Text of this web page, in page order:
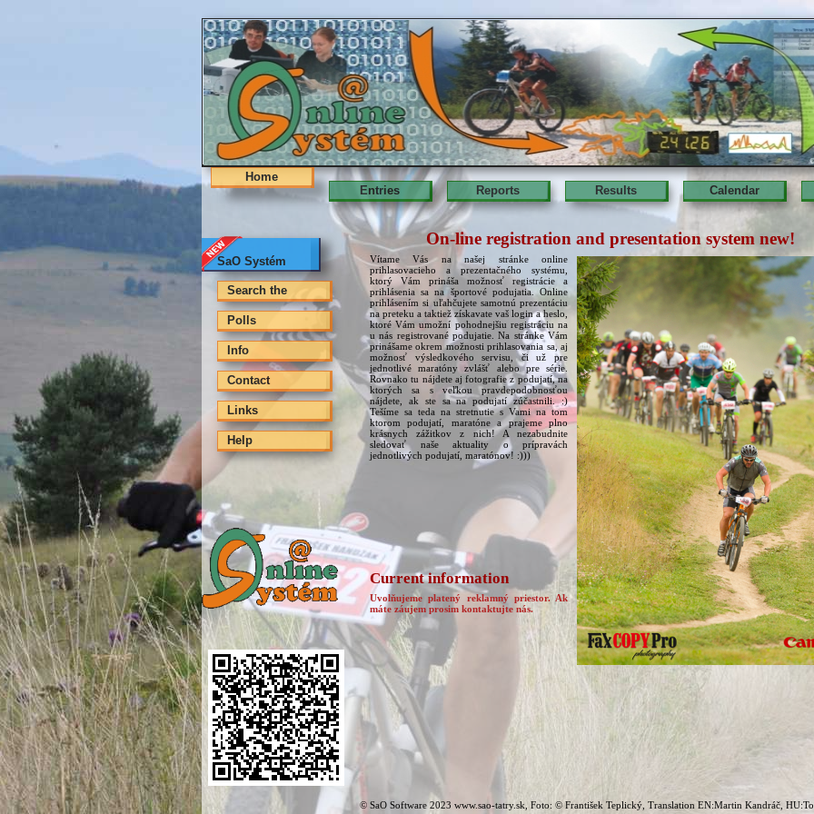
Home
Entries
Reports Results Calendar
SaO Systém
Search the
Polls
Info
Contact
Links
Help
On-line registration and presentation system new!
Vítame Vás na našej stránke online
prihlasovacieho a prezentačného systému,
ktorý Vám prináša možnosť registrácie a
prihlásenia sa na športové podujatia. Online
prihlásením si uľahčujete samotnú prezentáciu
na preteku a taktiež získavate vaš login a heslo,
ktoré Vám umožní pohodnejšiu registráciu na
u nás registrované podujatie. Na stránke Vám
prinášame okrem možnosti prihlasovania sa, aj
možnosť výsledkového servisu, či už pre
jednotlivé maratóny zvlášť alebo pre série.
Rovnako tu nájdete aj fotografie z podujatí, na
ktorých sa s veľkou pravdepodobnosťou
nájdete, ak ste sa na podujatí zúčastnili. :)
Tešíme sa teda na stretnutie s Vami na tom
ktorom podujatí, maratóne a prajeme plno
krásnych zážitkov z nich! A nezabudnite
sledovať naše aktuality o prípravách
jednotlivých podujatí, maratónov! :)))
Current information
Uvolňujeme platený reklamný priestor. Ak
máte záujem prosim kontaktujte nás.
© SaO Software 2023 www.sao-tatry.sk, Foto: © František Teplický, Translation EN:Martin Kandráč,